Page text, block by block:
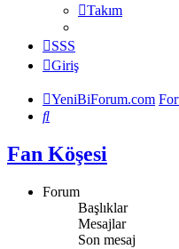
Takım
SSS
Giriş
YeniBiForum.com
Ara
Fan Köşesi
Forum
Başlıklar
Mesajlar
Son mesaj